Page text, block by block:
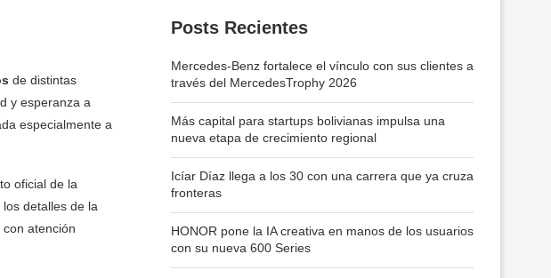
de distintas
y esperanza a
especialmente a
oficial de la
los detalles de la
, con atención
Posts Recientes
Mercedes-Benz fortalece el vínculo con sus clientes a
través del MercedesTrophy 2026
Más capital para startups bolivianas impulsa una
nueva etapa de crecimiento regional
Icíar Díaz llega a los 30 con una carrera que ya cruza
fronteras
HONOR pone la IA creativa en manos de los usuarios
con su nueva 600 Series